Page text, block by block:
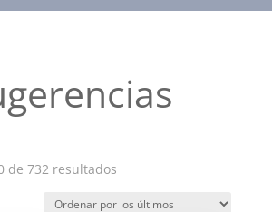
de 732 resultadosOrdenado